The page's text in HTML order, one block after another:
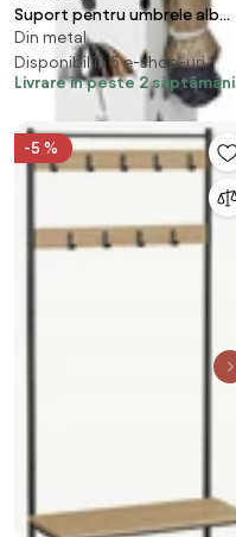
Suport pentru umbrele alb
SAFFA
Din metal
Disponibil în 5 e-shop-uri
Livrare în peste 2 săptămâni
-5 %